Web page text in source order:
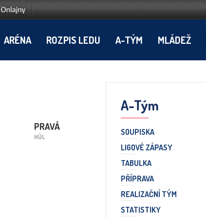
ARÉNA ROZPIS LEDU A-TÝM MLÁDEŽ
PRAVÁ
HŮL
A-Tým
SOUPISKA
LIGOVÉ ZÁPASY
TABULKA
PŘÍPRAVA
REALIZAČNÍ TÝM
STATISTIKY